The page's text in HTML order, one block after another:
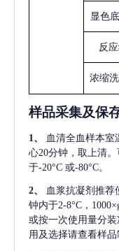
显色
反
浓缩
样品采集及保
1、 血清全血样本室
心20分钟，取上清
于-20°C 或-80°C。
2、 血浆抗凝剂推荐
钟内于2-8°C，
或按一次使用量分装
用及选择请查看样品